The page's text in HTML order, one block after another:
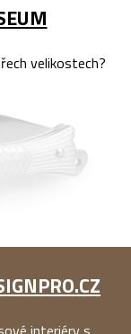
velikostech?